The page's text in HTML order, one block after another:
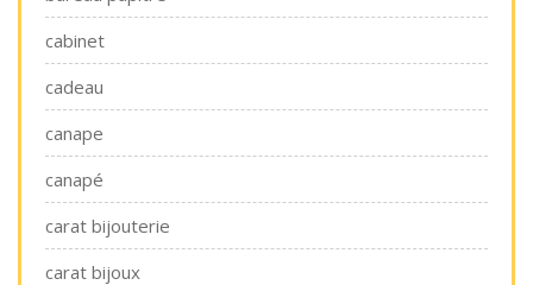
cabinet
cadeau
canape
canapé
carat bijouterie
carat bijoux